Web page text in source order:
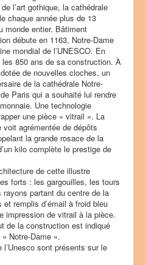
l’art gothique, la cathédrale
chaque année plus de 13
monde entier. Bâtiment
débute en 1163, Notre-Dame
mondial de l’UNESCO. En
850 ans de sa construction. À
de nouvelles cloches, un
de la cathédrale Notre-
Paris qui a souhaité lui rendre
Une technologie
une pièce « vitrail ». La
agrémentée de dépôts
la grande rosace de la
kilo complète le prestige de
de cette illustre
forts : les gargouilles, les tours
partant du centre de la
remplis d’émail à froid bleu
impression de vitrail à la pièce.
de la construction est indiqué
Notre-Dame ».
sont présents sur le